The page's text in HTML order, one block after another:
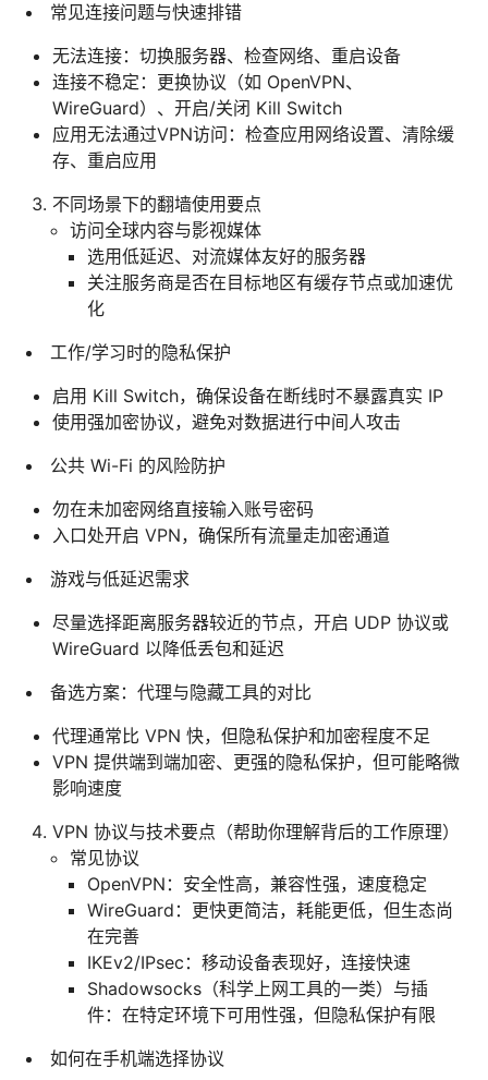
常见连接问题与快速排错
无法连接：切换服务器、检查网络、重启设备
连接不稳定：更换协议（如 OpenVPN、
WireGuard）、开启/关闭 Kill Switch
应用无法通过VPN访问：检查应用网络设置、清除缓
存、重启应用
不同场景下的翻墙使用要点
访问全球内容与影视媒体
选用低延迟、对流媒体友好的服务器
关注服务商是否在目标地区有缓存节点或加速优
化
工作/学习时的隐私保护
启用 Kill Switch，确保设备在断线时不暴露真实 IP
使用强加密协议，避免对数据进行中间人攻击
公共 Wi-Fi 的风险防护
勿在未加密网络直接输入账号密码
入口处开启 VPN，确保所有流量走加密通道
游戏与低延迟需求
尽量选择距离服务器较近的节点，开启 UDP 协议或
WireGuard 以降低丢包和延迟
备选方案：代理与隐藏工具的对比
代理通常比 VPN 快，但隐私保护和加密程度不足
VPN 提供端到端加密、更强的隐私保护，但可能略微
影响速度
VPN 协议与技术要点（帮助你理解背后的工作原理）
常见协议
OpenVPN：安全性高，兼容性强，速度稳定
WireGuard：更快更简洁，耗能更低，但生态尚
在完善
IKEv2/IPsec：移动设备表现好，连接快速
Shadowsocks（科学上网工具的一类）与插
件：在特定环境下可用性强，但隐私保护有限
如何在手机端选择协议